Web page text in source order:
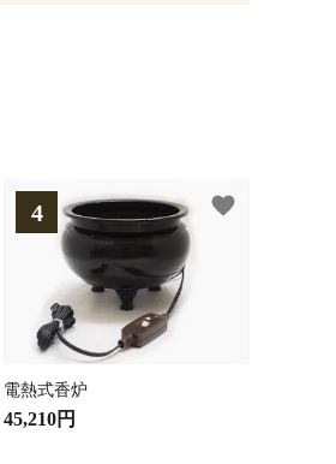
電熱式香炉
45,210円
favorite